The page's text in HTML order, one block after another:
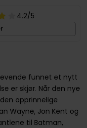
4.2/5
funnet et nytt
er skjør. Når den nye
opprinnelige
Wayne, Jon Kent og
til Batman,